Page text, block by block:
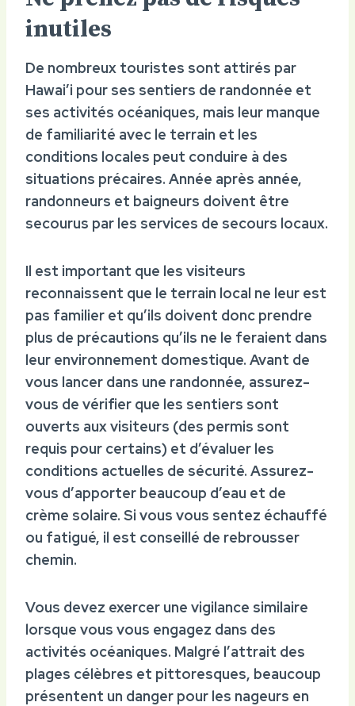
inutiles
De nombreux touristes sont attirés par
Hawai’i pour ses sentiers de randonnée et
ses activités océaniques, mais leur manque
de familiarité avec le terrain et les
conditions locales peut conduire à des
situations précaires. Année après année,
randonneurs et baigneurs doivent être
secourus par les services de secours locaux.
Il est important que les visiteurs
reconnaissent que le terrain local ne leur est
pas familier et qu’ils doivent donc prendre
plus de précautions qu’ils ne le feraient dans
leur environnement domestique. Avant de
vous lancer dans une randonnée, assurez-
vous de vérifier que les sentiers sont
ouverts aux visiteurs (des permis sont
requis pour certains) et d’évaluer les
conditions actuelles de sécurité. Assurez-
vous d’apporter beaucoup d’eau et de
crème solaire. Si vous vous sentez échauffé
ou fatigué, il est conseillé de rebrousser
chemin.
Vous devez exercer une vigilance similaire
lorsque vous vous engagez dans des
activités océaniques. Malgré l’attrait des
plages célèbres et pittoresques, beaucoup
présentent un danger pour les nageurs en